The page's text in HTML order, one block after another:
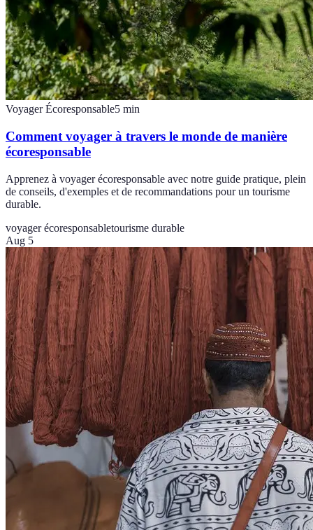
Voyager Écoresponsable5 min
Comment voyager à travers le monde de manière
écoresponsable
Apprenez à voyager écoresponsable avec notre guide pratique, plein
de conseils, d'exemples et de recommandations pour un tourisme
durable.
voyager écoresponsabletourisme durable
Aug 5